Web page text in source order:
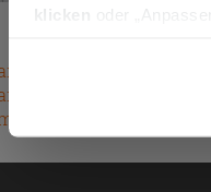
klicken
oder
SoftTouch
UltraMatt
Universal